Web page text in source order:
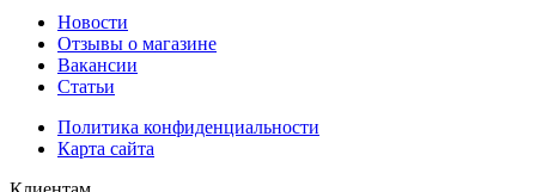
Новости
Отзывы о магазине
Вакансии
Статьи
Политика конфиденциальности
Карта сайта